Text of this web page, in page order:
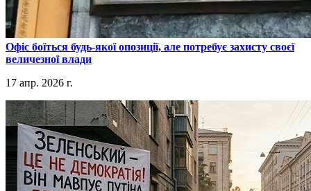
​Офіс боїться будь-якої опозиції, але потребує захисту своєї
величезної влади
17 апр. 2026 г.